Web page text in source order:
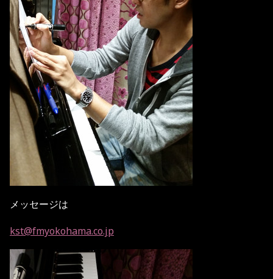
メッセージは
kst@fmyokohama.co.jp